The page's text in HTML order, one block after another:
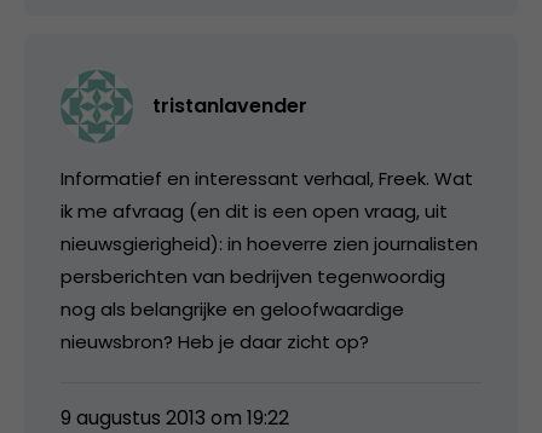
tristanlavender
Informatief en interessant verhaal, Freek. Wat
ik me afvraag (en dit is een open vraag, uit
nieuwsgierigheid): in hoeverre zien journalisten
persberichten van bedrijven tegenwoordig
nog als belangrijke en geloofwaardige
nieuwsbron? Heb je daar zicht op?
9 augustus 2013 om 19:22